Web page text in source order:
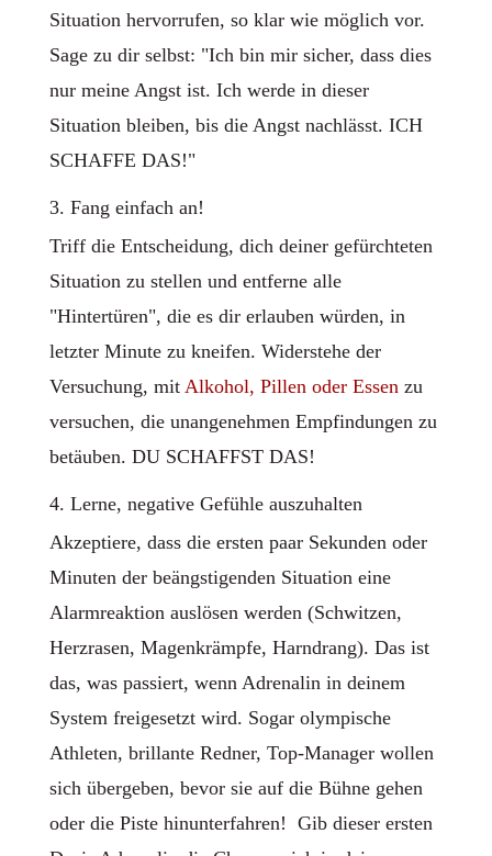
Situation hervorrufen, so klar wie möglich vor.
Sage zu dir selbst: "Ich bin mir sicher, dass dies
nur meine Angst ist. Ich werde in dieser
Situation bleiben, bis die Angst nachlässt. ICH
SCHAFFE DAS!"
3. Fang einfach an!
Triff die Entscheidung, dich deiner gefürchteten
Situation zu stellen und entferne alle
"Hintertüren", die es dir erlauben würden, in
letzter Minute zu kneifen. Widerstehe der
Versuchung, mit Alkohol, Pillen oder Essen zu
versuchen, die unangenehmen Empfindungen zu
betäuben. DU SCHAFFST DAS!
4. Lerne, negative Gefühle auszuhalten
Akzeptiere, dass die ersten paar Sekunden oder
Minuten der beängstigenden Situation eine
Alarmreaktion auslösen werden (Schwitzen,
Herzrasen, Magenkrämpfe, Harndrang). Das ist
das, was passiert, wenn Adrenalin in deinem
System freigesetzt wird. Sogar olympische
Athleten, brillante Redner, Top-Manager wollen
sich übergeben, bevor sie auf die Bühne gehen
oder die Piste hinunterfahren! Gib dieser ersten